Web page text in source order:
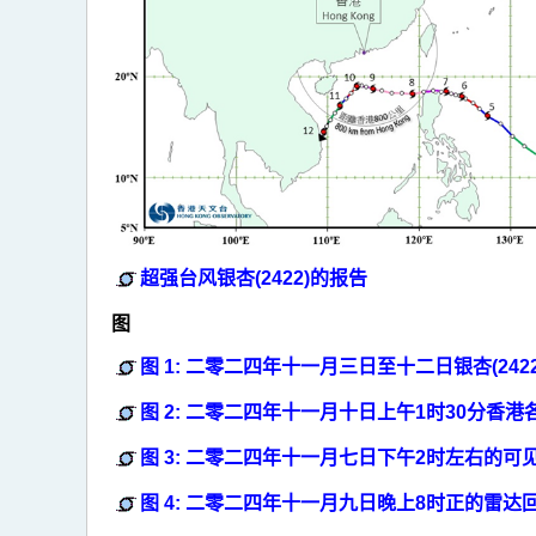
超强台风银杏(2422)的报告
图
图 1: 二零二四年十一月三日至十二日银杏
图 2: 二零二四年十一月十日上午1时30分香港
图 3: 二零二四年十一月七日下午2时左右的可
图 4: 二零二四年十一月九日晚上8时正的雷达